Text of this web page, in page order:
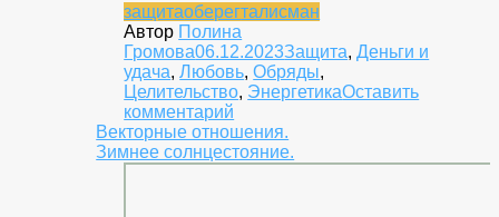
защитаоберегталисман
Автор Полина
Громова06.12.2023Защита,Деньги и
удача,Любовь,Обряды,
Целительство, ЭнергетикаОставить
комментарий
Рассыпался
оберег.
Навигация
по
Векторные отношения.
Зимнее солнцестояние.